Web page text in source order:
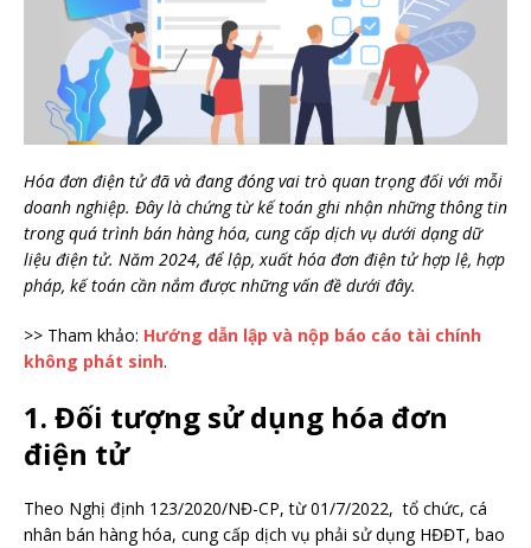
Hóa đơn điện tử đã và đang đóng vai trò quan trọng đối với mỗi
doanh nghiệp. Đây là chứng từ kế toán ghi nhận những thông tin
trong quá trình bán hàng hóa, cung cấp dịch vụ dưới dạng dữ
liệu điện tử. Năm 2024, để lập, xuất hóa đơn điện tử hợp lệ, hợp
pháp, kế toán cần nắm được những vấn đề dưới đây.
>> Tham khảo: Hướng dẫn lập và nộp báo cáo tài chính
không phát sinh.
1. Đối tượng sử dụng hóa đơn
điện tử
Theo Nghị định 123/2020/NĐ-CP, từ 01/7/2022, tổ chức, cá
nhân bán hàng hóa, cung cấp dịch vụ phải sử dụng HĐĐT, bao